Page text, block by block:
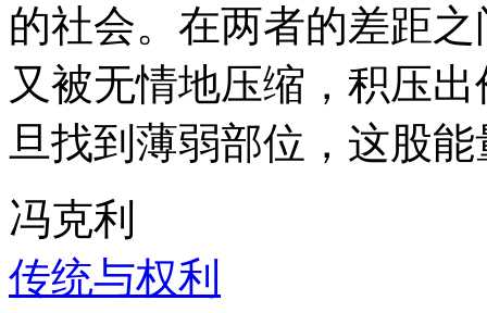
的社会。在两者的差距
又被无情地压缩，积压
旦找到薄弱部位，这股
冯克利
传统与权利